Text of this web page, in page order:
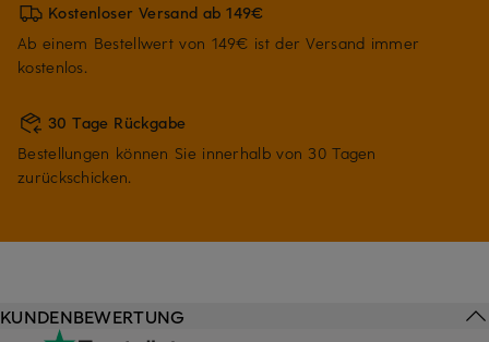
Kostenloser Versand ab 149€
Ab einem Bestellwert von 149€ ist der Versand immer
kostenlos.
30 Tage Rückgabe
Bestellungen können Sie innerhalb von 30 Tagen
zurückschicken.
KUNDENBEWERTUNG